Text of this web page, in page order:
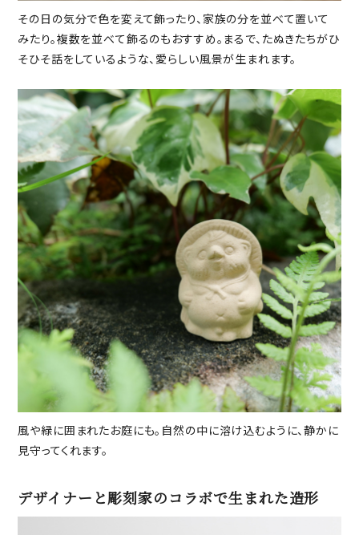
その日の気分で色を変えて飾ったり、家族の分を並べて置いて
みたり。複数を並べて飾るのもおすすめ。まるで、たぬきたちがひ
そひそ話をしているような、愛らしい風景が生まれます。
風や緑に囲まれたお庭にも。自然の中に溶け込むように、静かに
見守ってくれます。
デザイナーと彫刻家のコラボで生まれた造形